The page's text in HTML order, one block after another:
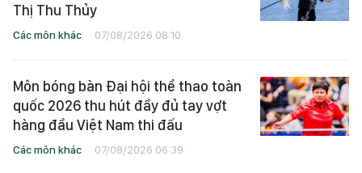
Thị Thu Thủy
Các môn khác 07/08/2026 08:10
Môn bóng bàn Đại hội thể thao toàn
quốc 2026 thu hút đầy đủ tay vợt
hàng đầu Việt Nam thi đấu
Các môn khác 07/08/2026 06:39